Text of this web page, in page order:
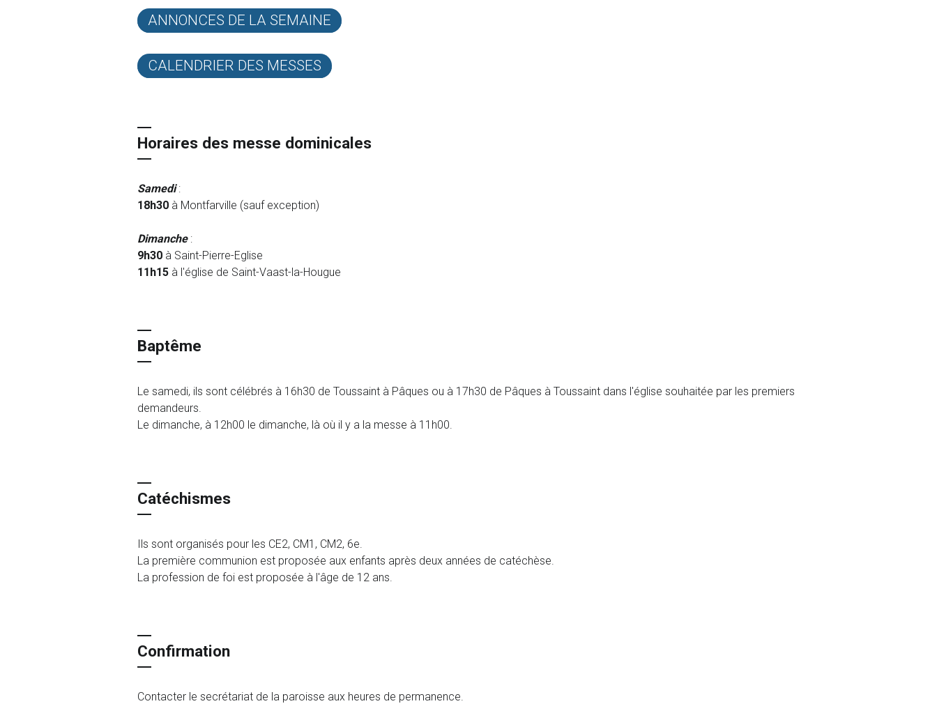
ANNONCES DE LA SEMAINE
CALENDRIER DES MESSES
Horaires des messe dominicales
Samedi:
18h30 à Montfarville (sauf exception)
Dimanche:
9h30 à Saint-Pierre-Eglise
11h15 à l'église de Saint-Vaast-la-Hougue
Baptême
Le samedi, ils sont célébrés à 16h30 de Toussaint à Pâques ou à 17h30 de Pâques à Toussaint dans l'église souhaitée par les premiers
demandeurs.
Le dimanche, à 12h00 le dimanche, là où il y a la messe à 11h00.
Catéchismes
Ils sont organisés pour les CE2, CM1, CM2, 6e.
La première communion est proposée aux enfants après deux années de catéchèse.
La profession de foi est proposée à l'âge de 12 ans.
Confirmation
Contacter le secrétariat de la paroisse aux heures de permanence.